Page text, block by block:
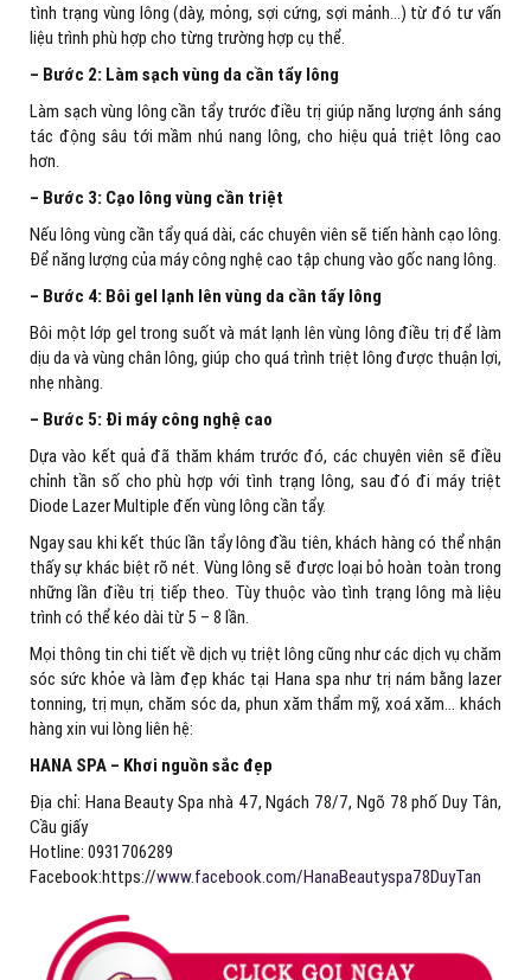
tình trạng vùng lông (dày, mỏng, sợi cứng, sợi mảnh…) từ đó tư vấn
liệu trình phù hợp cho từng trường hợp cụ thể.
– Bước 2: Làm sạch vùng da cần tẩy lông
Làm sạch vùng lông cần tẩy trước điều trị giúp năng lượng ánh sáng
tác động sâu tới mầm nhú nang lông, cho hiệu quả triệt lông cao
hơn.
– Bước 3: Cạo lông vùng cần triệt
Nếu lông vùng cần tẩy quá dài, các chuyên viên sẽ tiến hành cạo lông.
Để năng lượng của máy công nghệ cao tập chung vào gốc nang lông.
– Bước 4: Bôi gel lạnh lên vùng da cần tẩy lông
Bôi một lớp gel trong suốt và mát lạnh lên vùng lông điều trị để làm
dịu da và vùng chân lông, giúp cho quá trình triệt lông được thuận lợi,
nhẹ nhàng.
– Bước 5: Đi máy công nghệ cao
Dựa vào kết quả đã thăm khám trước đó, các chuyên viên sẽ điều
chỉnh tần số cho phù hợp với tình trạng lông, sau đó đi máy triệt
Diode Lazer Multiple đến vùng lông cần tẩy.
Ngay sau khi kết thúc lần tẩy lông đầu tiên, khách hàng có thể nhận
thấy sự khác biệt rõ nét. Vùng lông sẽ được loại bỏ hoàn toàn trong
những lần điều trị tiếp theo. Tùy thuộc vào tình trạng lông mà liệu
trình có thể kéo dài từ 5 – 8 lần.
Mọi thông tin chi tiết về dịch vụ triệt lông cũng như các dịch vụ chăm
sóc sức khỏe và làm đẹp khác tại Hana spa như trị nám bằng lazer
tonning, trị mụn, chăm sóc da, phun xăm thẩm mỹ, xoá xăm… khách
hàng xin vui lòng liên hệ:
HANA SPA – Khơi nguồn sắc đẹp
Địa chỉ: Hana Beauty Spa nhà 47, Ngách 78/7, Ngõ 78 phố Duy Tân,
Cầu giấy
Hotline: 0931706289
Facebook:https://www.facebook.com/HanaBeautyspa78DuyTan